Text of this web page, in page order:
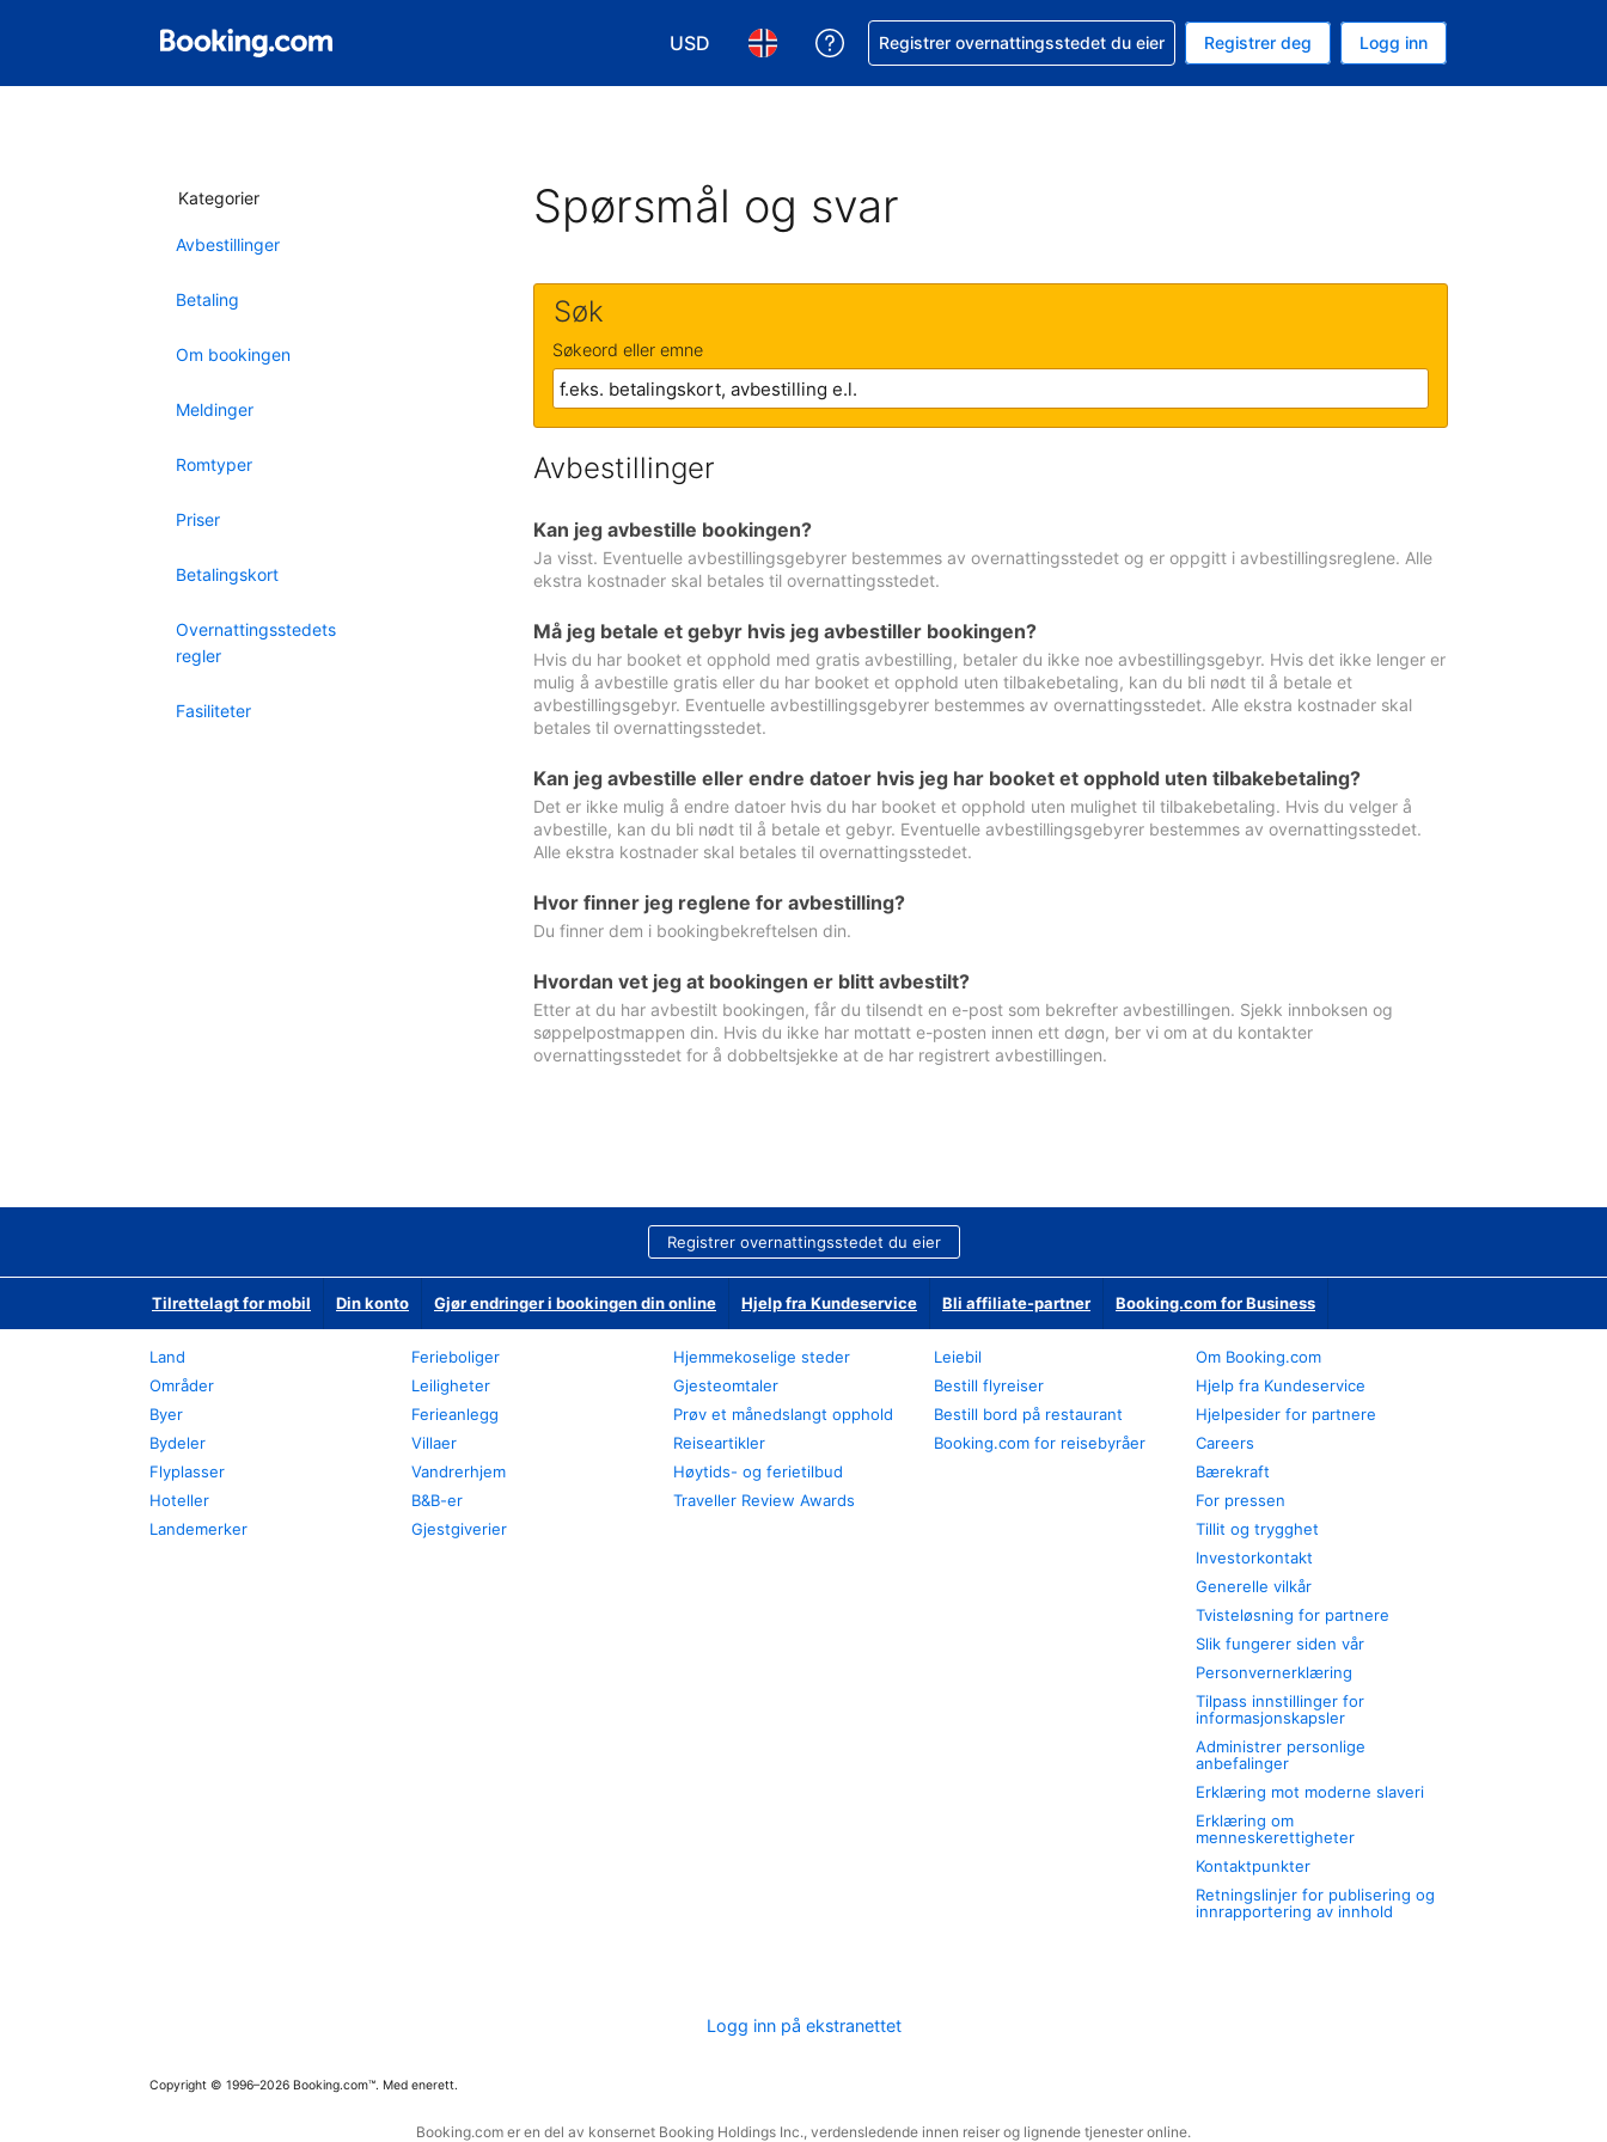
USD
Velg valuta. Du har valgt Amerikansk dollar som valuta
Velg språk. Du har valgt Norsk som språk
Få hjelp med bookingen din
Registrer overnattingsstedet du eier Registrer deg Logg inn
Kategorier
Avbestillinger
Betaling
Om bookingen
Meldinger
Romtyper
Priser
Betalingskort
Overnattingsstedets
regler
Fasiliteter
Spørsmål og svar
Søk
Søkeord eller emne
Avbestillinger
Kan jeg avbestille bookingen?
Ja visst. Eventuelle avbestillingsgebyrer bestemmes av overnattingsstedet og er oppgitt i avbestillingsreglene. Alle
ekstra kostnader skal betales til overnattingsstedet.
Må jeg betale et gebyr hvis jeg avbestiller bookingen?
Hvis du har booket et opphold med gratis avbestilling, betaler du ikke noe avbestillingsgebyr. Hvis det ikke lenger er
mulig å avbestille gratis eller du har booket et opphold uten tilbakebetaling, kan du bli nødt til å betale et
avbestillingsgebyr. Eventuelle avbestillingsgebyrer bestemmes av overnattingsstedet. Alle ekstra kostnader skal
betales til overnattingsstedet.
Kan jeg avbestille eller endre datoer hvis jeg har booket et opphold uten tilbakebetaling?
Det er ikke mulig å endre datoer hvis du har booket et opphold uten mulighet til tilbakebetaling. Hvis du velger å
avbestille, kan du bli nødt til å betale et gebyr. Eventuelle avbestillingsgebyrer bestemmes av overnattingsstedet.
Alle ekstra kostnader skal betales til overnattingsstedet.
Hvor finner jeg reglene for avbestilling?
Du finner dem i bookingbekreftelsen din.
Hvordan vet jeg at bookingen er blitt avbestilt?
Etter at du har avbestilt bookingen, får du tilsendt en e-post som bekrefter avbestillingen. Sjekk innboksen og
søppelpostmappen din. Hvis du ikke har mottatt e-posten innen ett døgn, ber vi om at du kontakter
overnattingsstedet for å dobbeltsjekke at de har registrert avbestillingen.
Registrer overnattingsstedet du eier
Tilrettelagt for mobil Din konto Gjør endringer i bookingen din online Hjelp fra Kundeservice Bli affiliate-partner Booking.com for Business
Land
Områder
Byer
Bydeler
Flyplasser
Hoteller
Landemerker
Ferieboliger
Leiligheter
Ferieanlegg
Villaer
Vandrerhjem
B&B-er
Gjestgiverier
Hjemmekoselige steder
Gjesteomtaler
Prøv et månedslangt opphold
Reiseartikler
Høytids- og ferietilbud
Traveller Review Awards
Leiebil
Bestill flyreiser
Bestill bord på restaurant
Booking.com for reisebyråer
Om Booking.com
Hjelp fra Kundeservice
Hjelpesider for partnere
Careers
Bærekraft
For pressen
Tillit og trygghet
Investorkontakt
Generelle vilkår
Tvisteløsning for partnere
Slik fungerer siden vår
Personvernerklæring
Tilpass innstillinger for
informasjonskapsler
Administrer personlige
anbefalinger
Erklæring mot moderne slaveri
Erklæring om
menneskerettigheter
Kontaktpunkter
Retningslinjer for publisering og
innrapportering av innhold
Logg inn på ekstranettet
Copyright © 1996–2026 Booking.com™. Med enerett.
Booking.com er en del av konsernet Booking Holdings Inc., verdensledende innen reiser og lignende tjenester online.